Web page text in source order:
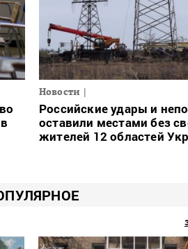
Новости
Российские удары и
оставили местами без
жителей 12 областей